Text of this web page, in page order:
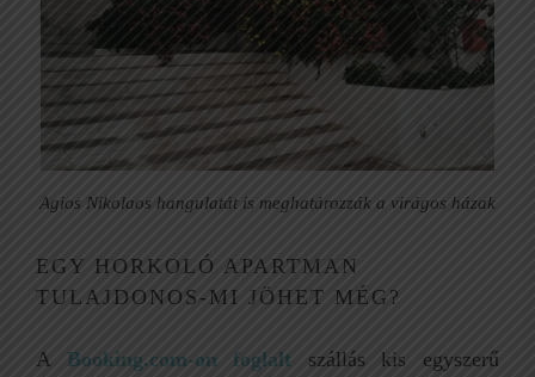
Agios Nikolaos hangulatát is meghatározzák a virágos házak
EGY HORKOLÓ APARTMAN
TULAJDONOS-MI JÖHET MÉG?
A Booking.com-on foglalt szállás kis egyszerű